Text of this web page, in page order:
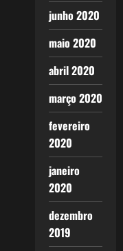
junho 2020
maio 2020
abril 2020
março 2020
fevereiro
2020
janeiro
2020
dezembro
2019